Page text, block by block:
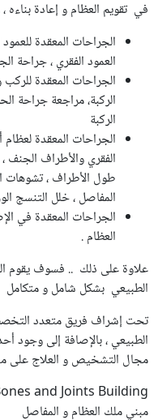
في تقويم العظام و إعادة بناءه
الجراحات المعقدة
العمود الفقري ، جراحة
الجراحات المعقدة
الركبة، مراجعة جراحة
الركبة
الجراحات المعقدة
الفقري والأطراف
طول الأطراف ، تشوهات
المفاصل ، خلل التنسج
الجراحات المعقدة في
العظام .
علاوة على ذلك .. فسوف يقوم
الطبيعي بشكل شامل و متكامل
تحت إشراف فريق متعدد
الطبيعي ، بالإصافة إلى وجود
مجال التشخيص و العلاج على
and Joints Building
مبني ملك العظام و المفاصل